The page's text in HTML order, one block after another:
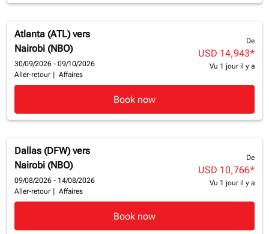
Atlanta (ATL) vers
Nairobi (NBO)
30/09/2026 - 09/10/2026
Aller-retour
Affaires
De
USD 14,943*
Vu 1 jour il y a
Book now
Dallas (DFW) vers
Nairobi (NBO)
09/08/2026 - 14/08/2026
Aller-retour
Affaires
De
USD 10,766*
Vu 1 jour il y a
Book now